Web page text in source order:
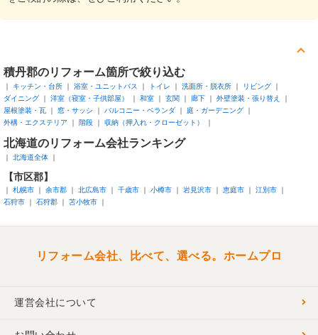
積丹郡のリフォーム箇所で絞り込む
キッチン・台所 浴室・ユニットバス トイレ 洗面所・脱衣所
リビング
ダイニング
洋室（寝室・子供部屋） 和室 玄関 廊下
外壁塗装・張り替え
屋根塗装・瓦
窓・サッシ バルコニー・ベランダ
庭・ガーデニング
外構・エクステリア
階段 収納（押入れ・クローゼット）
北海道のリフォーム会社ランキング
北海道全体
【市区郡】
札幌市 余市郡 北広島市 千歳市 小樽市 岩見沢市 恵庭市
江別市
石狩市
石狩郡 苫小牧市
リフォーム会社、比べて、選べる。ホームプロ
運営会社について